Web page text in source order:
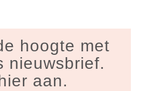
hoogte met
nieuwsbrief.
aan.